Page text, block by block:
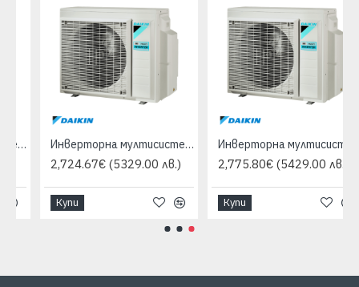
Инверторна мултисистема Daikin 3MXM68N, Клас А++
2,724.67€(5329.00 лв.)
Инверторна мултисистема Daikin 4MXM68N, Клас А++
2,775.80€(5429.00 лв.)